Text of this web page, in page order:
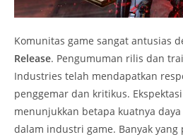
Komunitas game sangat antusias
Release. Pengumuman rilis dan
Industries telah mendapatkan
penggemar dan kritikus.
menunjukkan betapa kuatnya
dalam industri game. Banyak yang